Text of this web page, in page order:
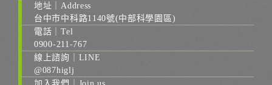
地址｜Address
台中市中科路1140號(中部科學園區)
電話｜Tel
0900-211-767
線上諮詢｜LINE
@087higlj